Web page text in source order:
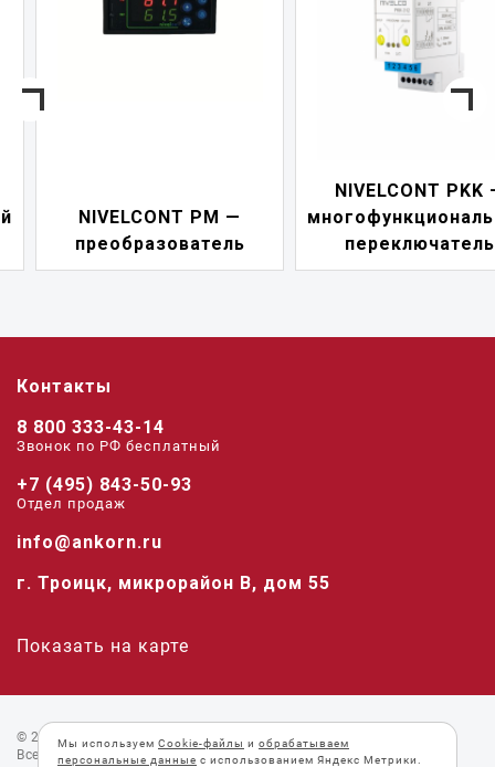
NIVELCONT PM —
преобразователь
NIVELCONT PKK —
переключатель
Контакты
8 800 333-43-14
Звонок по РФ беcплатный
+7 (495) 843-50-93
Отдел продаж
info@ankorn.ru
г. Троицк, микрорайон В, дом 55
Показать на карте
© 2026 «Анкорн».
Все права защищены.
Мы используем Cookie-файлы и обрабатываем
персональные данные с использованием Яндекс Метрики.